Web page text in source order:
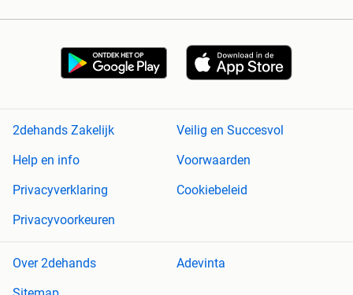
2dehands Zakelijk
Veilig en Succesvol
Help en info
Voorwaarden
Privacyverklaring
Cookiebeleid
Privacyvoorkeuren
Over 2dehands
Adevinta